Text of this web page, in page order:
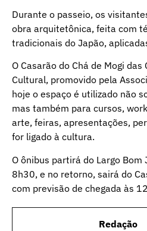
Durante o passeio, os
obra arquitetônica, feita com
tradicionais do Japão,
O Casarão do Chá de Mogi
Cultural, promovido pela
hoje o espaço é utilizado não
mas também para cursos,
arte, feiras, apresentações,
for ligado à cultura.
O ônibus partirá do Largo Bom
8h30, e no retorno, sairá do
com previsão de chegada às
Redação